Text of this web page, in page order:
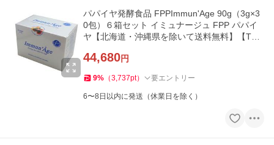
パパイヤ発酵食品 FPPImmun'Age 90g（3g×3
0包）６箱セット イミュナージュ FPP パパイ
ヤ【北海道・沖縄県を除いて送料無料】【T
44,680円
9% （3,737pt） 要エントリー
6〜8日以内に発送（休業日を除く）